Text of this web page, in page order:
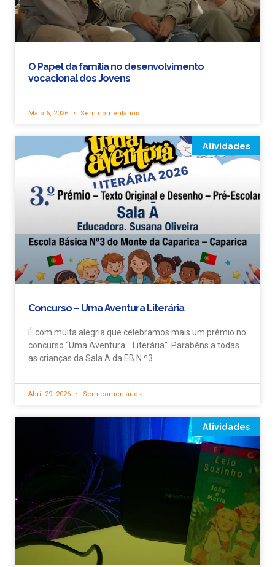
O Papel da família no desenvolvimento
vocacional dos Jovens
Maio 6, 2026 Sem comentários
Atividades
Concurso – Uma Aventura Literária
É com muita alegria que celebramos mais um prémio no
concurso “Uma Aventura… Literária”. Parabéns a todas
as crianças da Sala A da EB N.º3
Abril 29, 2026 Sem comentários
Atividades